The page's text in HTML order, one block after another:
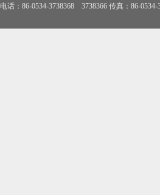
电话：86-0534-3738368 3738366 传真：86-